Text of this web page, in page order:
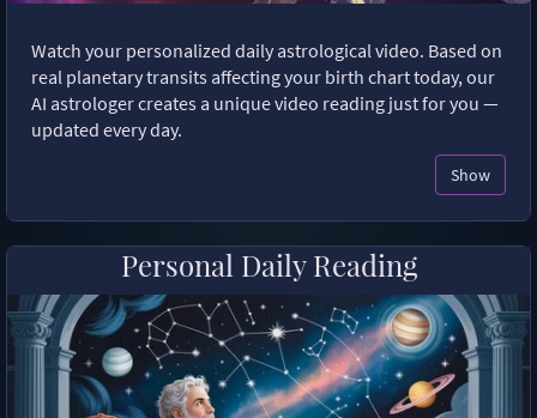
Watch your personalized daily astrological video. Based on
real planetary transits affecting your birth chart today, our
AI astrologer creates a unique video reading just for you —
updated every day.
Show
Personal Daily Reading